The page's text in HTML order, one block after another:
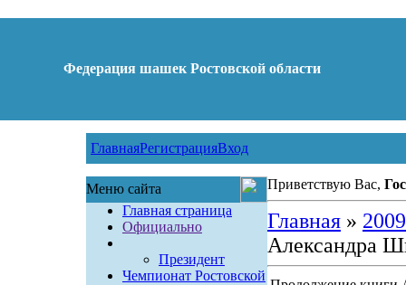
Федерация шашек Ростовской области
ГлавнаяРегистрацияВход
Меню сайта
Главная страница
Официально
Президент
Чемпионат Ростовской
Приветствую Вас,
Главная» 2009
Александра